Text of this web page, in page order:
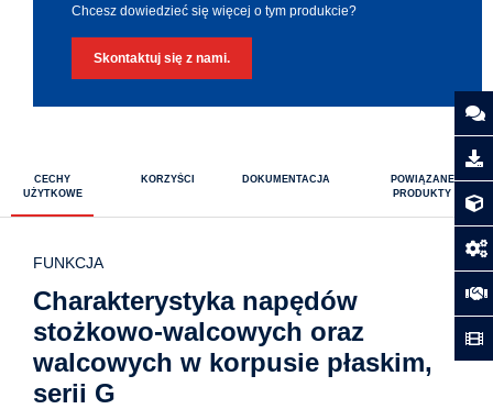
Chcesz dowiedzieć się więcej o tym produkcie?
Skontaktuj się z nami.
CECHY
UŻYTKOWE
KORZYŚCI DOKUMENTACJA
POWIĄZANE
PRODUKTY
FUNKCJA
Charakterystyka napędów
stożkowo-walcowych oraz
walcowych w korpusie płaskim,
serii G